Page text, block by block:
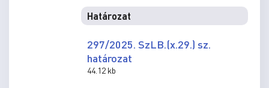
Határozat
297/2025. SzLB.(x.29.) sz.
határozat
44.12 kb